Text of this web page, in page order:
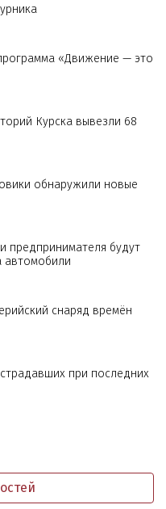
«Движение — это
Курска вывезли 68
обнаружили новые
предпринимателя будут
автомобили
снаряд времён
при последних